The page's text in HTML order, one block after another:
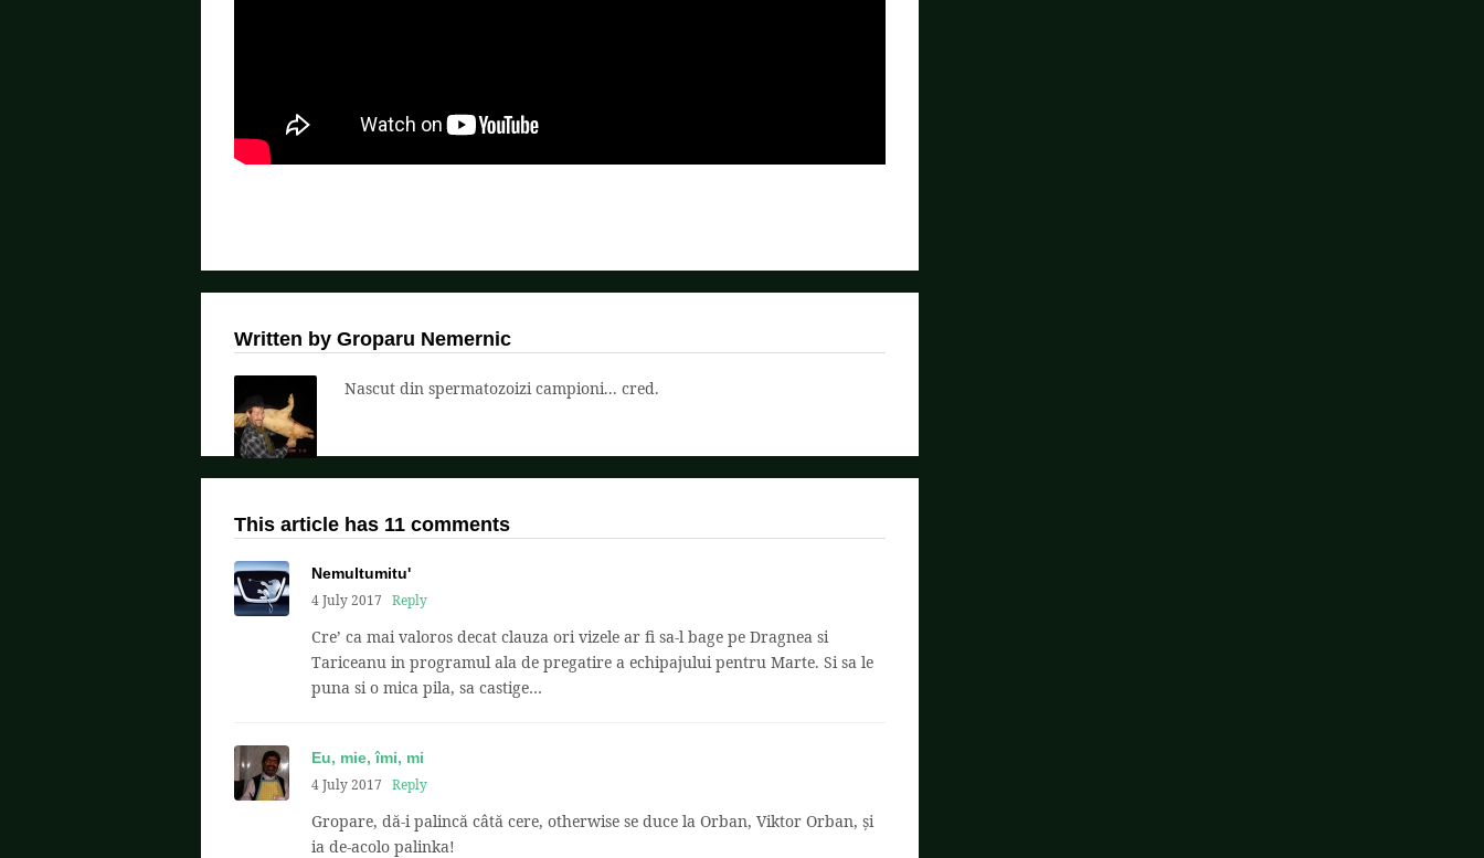
Written by Groparu Nemernic
Nascut din spermatozoizi campioni... cred.
This article has 11 comments
Nemultumitu'
4 July 2017
Reply
Cre’ ca mai valoros decat clauza ori vizele ar fi sa-l bage pe Dragnea si
Tariceanu in programul ala de pregatire a echipajului pentru Marte. Si sa le
puna si o mica pila, sa castige…
Eu, mie, îmi, mi
4 July 2017
Reply
Gropare, dă-i palincă câtă cere, otherwise se duce la Orban, Viktor Orban, și
ia de-acolo palinka!